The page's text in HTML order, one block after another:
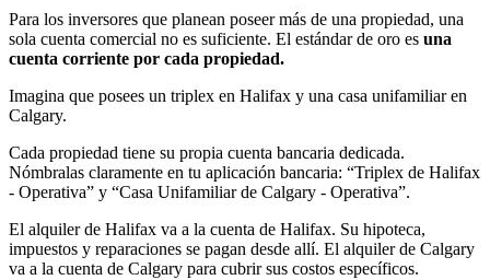
Para los inversores que planean poseer más de una propiedad, una
sola cuenta comercial no es suficiente. El estándar de oro es una
cuenta corriente por cada propiedad.
Imagina que posees un triplex en Halifax y una casa unifamiliar en
Calgary.
Cada propiedad tiene su propia cuenta bancaria dedicada.
Nómbralas claramente en tu aplicación bancaria: “Triplex de Halifax
- Operativa” y “Casa Unifamiliar de Calgary - Operativa”.
El alquiler de Halifax va a la cuenta de Halifax. Su hipoteca,
impuestos y reparaciones se pagan desde allí. El alquiler de Calgary
va a la cuenta de Calgary para cubrir sus costos específicos.